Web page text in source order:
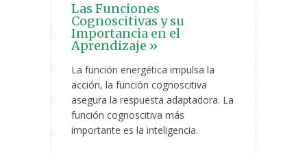
Las Funciones
Cognoscitivas y su
Importancia en el
Aprendizaje »
La función energética impulsa la
acción, la función cognoscitiva
asegura la respuesta adaptadora. La
función cognoscitiva más
importante es la inteligencia.